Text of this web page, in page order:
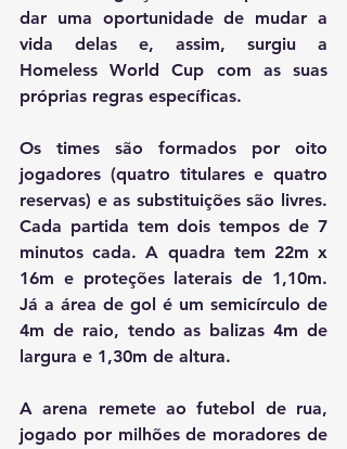
dar uma oportunidade de mudar a
vida delas e, assim, surgiu a
Homeless World Cup com as suas
próprias regras específicas.
Os times são formados por oito
jogadores (quatro titulares e quatro
reservas) e as substituições são livres.
Cada partida tem dois tempos de 7
minutos cada. A quadra tem 22m x
16m e proteções laterais de 1,10m.
Já a área de gol é um semicírculo de
4m de raio, tendo as balizas 4m de
largura e 1,30m de altura.
A arena remete ao futebol de rua,
jogado por milhões de moradores de